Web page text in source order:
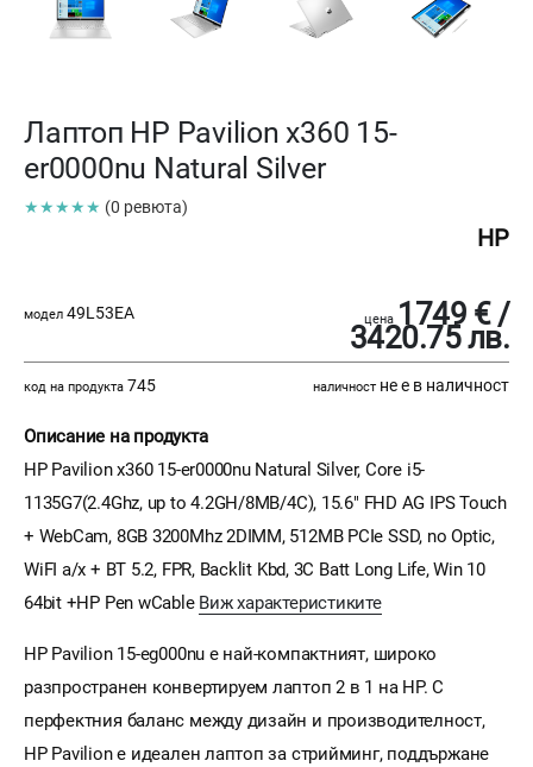
Лаптоп HP Pavilion x360 15-
er0000nu Natural Silver
★★★★★ (0 ревюта)
HP
модел 49L53EA цена 1749 € /
3420.75 лв.
код на продукта 745 наличност не е в наличност
Описание на продукта
HP Pavilion x360 15-er0000nu Natural Silver, Core i5-
1135G7(2.4Ghz, up to 4.2GH/8MB/4C), 15.6" FHD AG IPS Touch
+ WebCam, 8GB 3200Mhz 2DIMM, 512MB PCIe SSD, no Optic,
WiFI a/x + BT 5.2, FPR, Backlit Kbd, 3C Batt Long Life, Win 10
64bit +HP Pen wCable Виж характеристиките
HP Pavilion 15-eg000nu e най-компактният, широко
разпространен конвертируем лаптоп 2 в 1 на HP. С
перфектния баланс между дизайн и производителност,
HP Pavilion е идеален лаптоп за стрийминг, поддържане